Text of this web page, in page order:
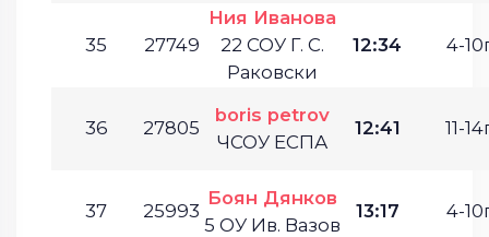
35 27749
Ния Иванова
22 СОУ Г. С.
Раковски
12:34 4-
36 27805
boris petrov
ЧСОУ ЕСПА
12:41 11-
37 25993
Боян Дянков
5 ОУ Ив. Вазов
13:17 4-